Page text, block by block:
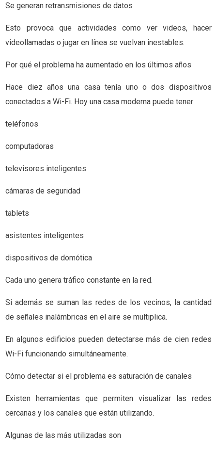
Se generan retransmisiones de datos
Esto provoca que actividades como ver videos, hacer
videollamadas o jugar en línea se vuelvan inestables.
Por qué el problema ha aumentado en los últimos años
Hace diez años una casa tenía uno o dos dispositivos
conectados a Wi-Fi. Hoy una casa moderna puede tener
teléfonos
computadoras
televisores inteligentes
cámaras de seguridad
tablets
asistentes inteligentes
dispositivos de domótica
Cada uno genera tráfico constante en la red.
Si además se suman las redes de los vecinos, la cantidad
de señales inalámbricas en el aire se multiplica.
En algunos edificios pueden detectarse más de cien redes
Wi-Fi funcionando simultáneamente.
Cómo detectar si el problema es saturación de canales
Existen herramientas que permiten visualizar las redes
cercanas y los canales que están utilizando.
Algunas de las más utilizadas son